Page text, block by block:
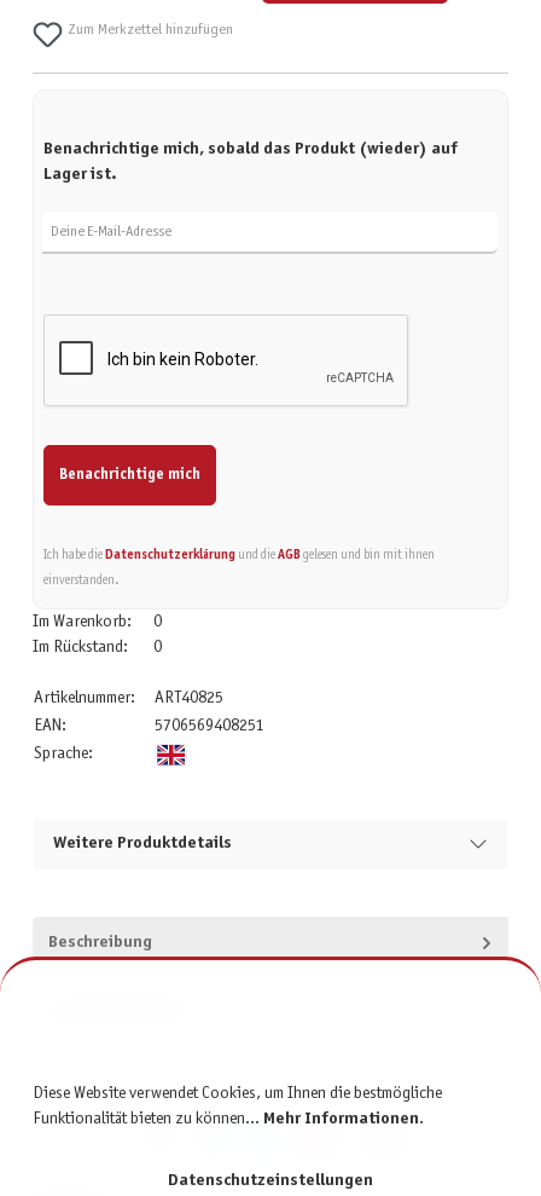
Zum Merkzettel hinzufügen
Benachrichtige mich, sobald das Produkt (wieder) auf
Lager ist.
Benachrichtige mich
Ich habe die Datenschutzerklärungund die AGBgelesen und bin mit ihnen
einverstanden.
Im Warenkorb:
0
Im Rückstand:
0
Artikelnummer:
ART40825
EAN:
5706569408251
Sprache:
Weitere Produktdetails
Beschreibung
Diese Website verwendet Cookies, um Ihnen die bestmögliche
Funktionalität bieten zu können... Mehr Informationen.
Datenschutzeinstellungen